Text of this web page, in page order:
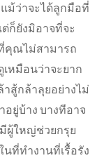
ม้ว่าจะได้ลูกมือที่
ก็ยังมิอาจที่จะ
คุณไม่สามารถ
หมือนว่าจะยาก
สู้กล้าลุยอย่างไม่
ยู่บ้าง บางทีอาจ
ผู้ใหญ่ช่วยกรุย
ที่ทำงานที่เรื้อรัง